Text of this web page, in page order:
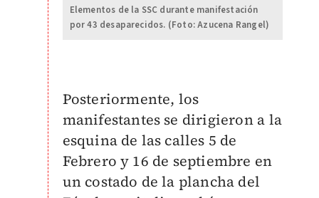
Elementos de la SSC durante manifestación
por 43 desaparecidos. (Foto: Azucena Rangel)
Posteriormente, los
manifestantes se dirigieron a la
esquina de las calles 5 de
Febrero y 16 de septiembre en
un costado de la plancha del